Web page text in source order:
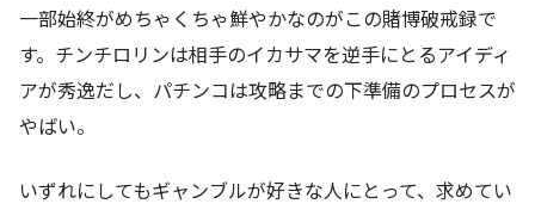
一部始終がめちゃくちゃ鮮やかなのがこの賭博破戒録で
す。チンチロリンは相手のイカサマを逆手にとるアイディ
アが秀逸だし、パチンコは攻略までの下準備のプロセスが
やばい。
いずれにしてもギャンブルが好きな人にとって、求めてい